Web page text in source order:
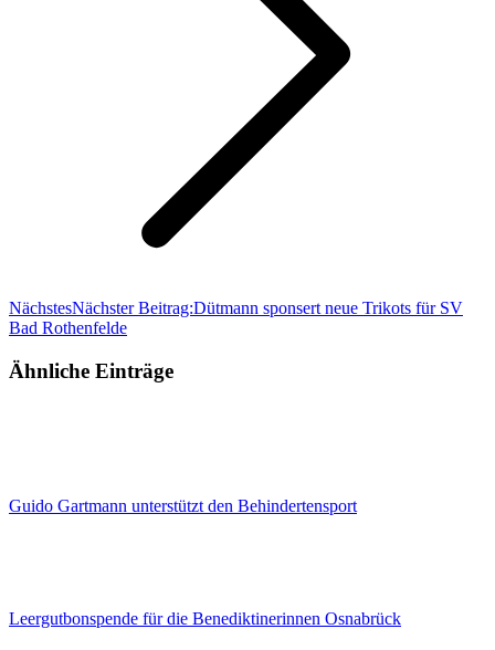
NächstesNächster Beitrag:Dütmann sponsert neue Trikots für SV
Bad Rothenfelde
Ähnliche Einträge
Guido Gartmann unterstützt den Behindertensport
Leergutbonspende für die Benediktinerinnen Osnabrück